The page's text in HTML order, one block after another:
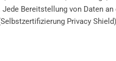
Bereitstellung von Daten
Privacy